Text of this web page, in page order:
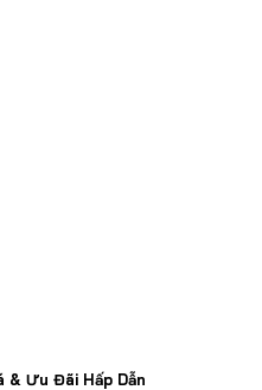
& Ưu Đãi Hấp Dẫn